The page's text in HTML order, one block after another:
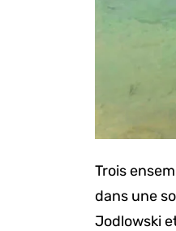
Trois
dans une
Jodlowski